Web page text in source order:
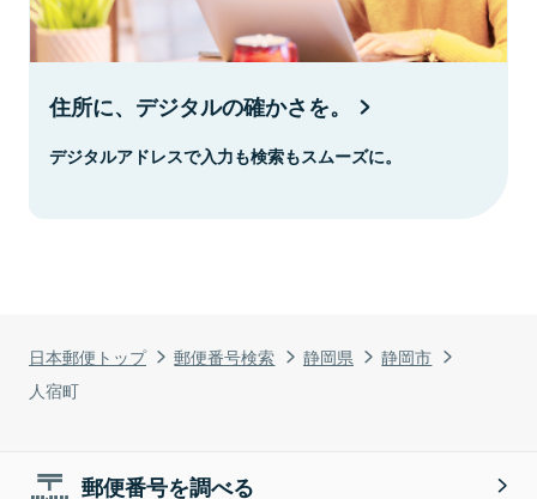
日本郵便トップ 郵便番号検索 静岡県
静岡市
人宿町
住所に、デジタルの確かさを。
デジタルアドレスで入力も検索もスムーズに。
郵便番号を調べる